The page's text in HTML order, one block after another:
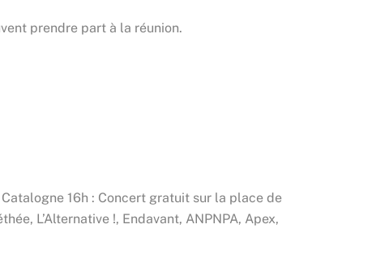
prendre part à la réunion.
16h : Concert gratuit sur la place de
L’Alternative !, Endavant, ANPNPA, Apex,